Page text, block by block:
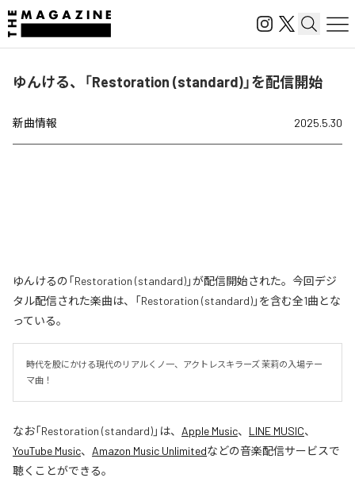
ゆんける、「Restoration (standard)」を配信開始
新曲情報 2025.5.30
ゆんけるの「Restoration (standard)」が配信開始された。今回デジ
タル配信された楽曲は、「Restoration (standard)」を含む全1曲とな
っている。
時代を股にかける現代のリアルくノ一、アクトレスキラーズ 茉莉の入場テー
マ曲！
なお「Restoration (standard)」は、 Apple Music、 LINE MUSIC、
YouTube Music、 Amazon Music Unlimitedなどの音楽配信サービスで
聴くことができる。